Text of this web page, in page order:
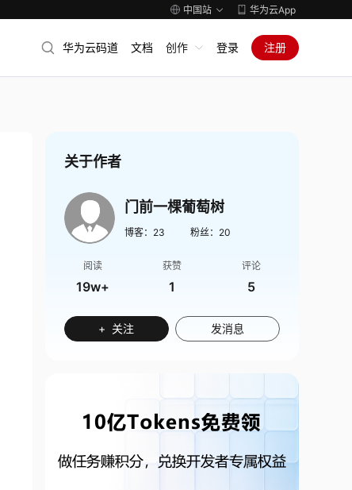
中国站 华为云App
华为云码道 文档 创作 登录 注册
关于作者
门前一棵葡萄树
博客： 23 粉丝： 20
阅读
19w+
获赞
1
评论
5
+ 关注 发消息